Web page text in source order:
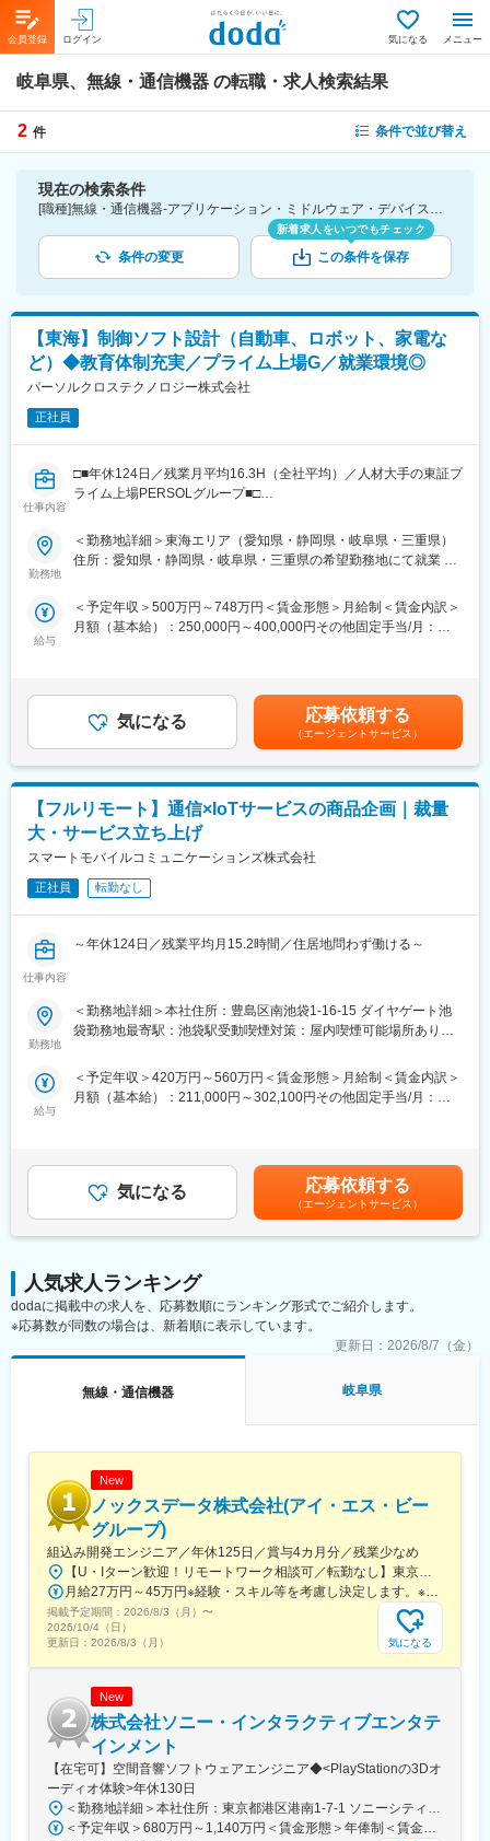
会員登録 ログイン 気になる メニュー
岐阜県、無線・通信機器 の転職・求人検索結果
2 件 条件で並び替え
現在の検索条件
[職種]無線・通信機器-アプリケーション・ミドルウェア・デバイスドライバ・ファームウェア [勤務地]岐阜県
条件の変更
新着求人をいつでもチェック
この条件を保存
【東海】制御ソフト設計（自動車、ロボット、家電な
ど）◆教育体制充実／プライム上場G／就業環境◎
パーソルクロステクノロジー株式会社
正社員
仕事内容
□■年休124日／残業月平均16.3H（全社平均）／人材大手の東証プ
ライム上場PERSOLグループ■□
■概要：
自動車、ロボット、家電などの設計開発業務をお任せいたしま
■業務詳細：
デルベース開発（MATLAB、simulink） など
◇ロボット・医療関連
ロボット操作アプリケーション開発／産業用ロボット関連／生活
支援ロボット関連／医療機器関連／医療用ロボット関連 など
◇航空機・家電・住宅・電車関連
人工衛星／エアコン／プリンタ／AV機器／セキュリティ／ネット
ワーク機器／変圧器／自動認識機器 など
■エンジニアとしてのスキルを身につけられる環境：
≪最先端技術の習得≫
客さまをご支援する
トレンドにあった技術を習得し、変動が大きいこれからの社会で
活躍したいと、メーカーから当社へ入社をしたメンバーも多いで
全案件の50％程度が請負と、業界でもトップクラスの実績です。
そのため請負案件への配属も多く、多様なキャリアパスの選択が
■事業内容：
・自動車・航空宇宙関連機器・家電・ロボットなどの設計・開
発・実験における請負・派遣サービス
・ITシステムやアプリケーションのシステム開発・インフラ設
計・運用における派遣・準委任・フリーランスサービス
変更の範囲：会社の定める業務
勤務地
＜勤務地詳細＞東海エリア（愛知県・静岡県・岐阜県・三重県）
住所：愛知県・静岡県・岐阜県・三重県の希望勤務地にて就業 受
業所（リモートワーク含む）
給与
＜予定年収＞500万円～748万円＜賃金形態＞月給制＜賃金内訳＞
月額（基本給）：250,000円～400,000円その他固定手当/月：
上記想定年収以上の給与テーブルもあり。■年収例：残業20時間
含む～450万円／25歳、～585万円／30歳、～650万円／35歳、
～735万円／40歳賃金はあくまでも目安の金額であり、選考を通
じて上下する可能性があります。月給(月額)は固定手当を含めた表
記です。
気になる 応募依頼する
（エージェントサービス）
【フルリモート】通信×IoTサービスの商品企画｜裁量
大・サービス立ち上げ
スマートモバイルコミュニケーションズ株式会社
正社員 転勤なし
仕事内容
～年休124日／残業平均月15.2時間／住居地問わず働ける～
同社が展開する音声・データのMVNOサービスおよびIoTサービス
において、新商品の企画からリリースまで一貫してお任せしま
料金・仕様設計、提供元キャリアとの条件交渉、リリース後の改
善までを担当。少数精鋭の中核メンバーとして「通信×IoT」の成
■職務詳細：
・市場・競合・ユーザーニーズの分析を行い商品コンセプトを企
画立案
・料金プラン設計、サービス運用スキームの構築
・サービスリリース後の運用体制（業務フロー、サポート連携
等）の整備・改善
・利用状況や顧客フィードバックを踏まえたサービス品質・機
能・料金プランの継続的な改善
■組織体制：
たなメンバーを募集しています。企画のハブとして部門横断でプ
ロジェクトを推進いただきます。
企画の中核メンバーとして、サービス立ち上げから改善まで一貫
して関わることができ、裁量を持って業務に取り組んでいただけ
ます。
【評価体制（抜粋）】
・四半期ごとに目標と成果を確認し、結果に応じて評価を実施
・新商品の数や企画の難易度などをスコアリングして評価
・「どれだけ裁量を持って取り組んだか」「どんな成果を出した
■企業の特徴／魅力：
同社は音声・データ通信のMVNOサービスに加え、ドライブレコ
ーダーなど法人向けIoT商材も取り扱う成長企業です。自社店舗を
持たないスリムな体制でありながら、親会社とも連携した横断プ
ロジェクトや汎用サービスの企画にも関われるのが特徴です。全
国どこからでも働ける環境と、事業のコアに近いポジションで専
門性を高めたい方にとって、長期的に成長できるフィールドが整
勤務地
＜勤務地詳細＞本社住所：豊島区南池袋1-16-15 ダイヤゲート池
袋勤務地最寄駅：池袋駅受動喫煙対策：屋内喫煙可能場所あり変
給与
＜予定年収＞420万円～560万円＜賃金形態＞月給制＜賃金内訳＞
月額（基本給）：211,000円～302,100円その他固定手当/月：
＞有＜残業手当＞有＜給与補足＞■昇給：半期毎の目標達成に応じ
て■賞与：年2回（6月、12月）賃金はあくまでも目安の金額であ
り、選考を通じて上下する可能性があります。月給(月額)は固定手
当を含めた表記です。
気になる 応募依頼する
（エージェントサービス）
人気求人ランキング
dodaに掲載中の求人を、応募数順にランキング形式でご紹介します。
※応募数が同数の場合は、新着順に表示しています。
更新日： 2026/8/7（金）
無線・通信機器 岐阜県
New
ノックスデータ株式会社(アイ・エス・ビー
グループ)
組込み開発エンジニア／年休125日／賞与4カ月分／残業少なめ
【U・Iターン歓迎！リモートワーク相談可／転勤なし】東京都、愛知県、神奈川県のいずれかのプロジェクト先客先常駐の場合、東京（府中など）または神奈川（横浜など）のプロジェクト先に勤務いただきます。★案件によっては、一部リモートワークを取り入れているチームもあります。※転居を伴う転勤はありません。本社／東京都品川区南大井6-26-2 大森ベルポートB館10F名古屋事業所／愛知県名古屋市中村区名駅4-2-25 名古屋ビルディング桜館603【アクセス】本社／京浜東北線／JR京浜東北線「大森駅」・京急本線「大森海岸駅」より徒歩5分名古屋事業所／地下鉄桜通線「国際センター駅」より徒歩2分、JR・名鉄・近鉄・地下鉄各線「名古屋駅」より徒歩6分受動喫煙対策：あり（屋内分煙）
月給27万円～45万円※経験・スキル等を考慮し決定します。※残業代は別途全額支給します。
掲載予定期間： 2026/8/3（月） 〜
2026/10/4（日）
更新日： 2026/8/3（月） 気になる
New
株式会社ソニー・インタラクティブエンタテ
インメント
【在宅可】空間音響ソフトウェアエンジニア◆<PlayStationの3Dオ
ーディオ体験>年休130日
＜勤務地詳細＞本社住所：東京都港区港南1-7-1 ソニーシティ勤務地最寄駅：JR線／品川駅受動喫煙対策：屋内全面禁煙変更の範囲：会社の定める事業所（リモートワーク含む）
＜予定年収＞680万円～1,140万円＜賃金形態＞年俸制＜賃金内訳＞年額（基本給）：4,043,200円～6,584,640円固定残業手当/月：118,150円～211,280円（固定残業時間45時間0分/月）超過した時間外労働の残業手当は追加支給＜月額＞455,083円～760,000円（12分割）（一律手当を含む）＜昇給有無＞有＜残業手当＞有＜給与補足＞前職を考慮の上、経験・スキルに応じて年収を決定いたします。※予定年収には固定残業手当（45H/月）と特別賞与を含む■特別賞与（決算後6月に年1回支給）■年俸更改：年1回賃金はあくまでも目安の金額であり、選考を通じて上下する可能性があります。月給(月額)は固定手当を含めた表記です。